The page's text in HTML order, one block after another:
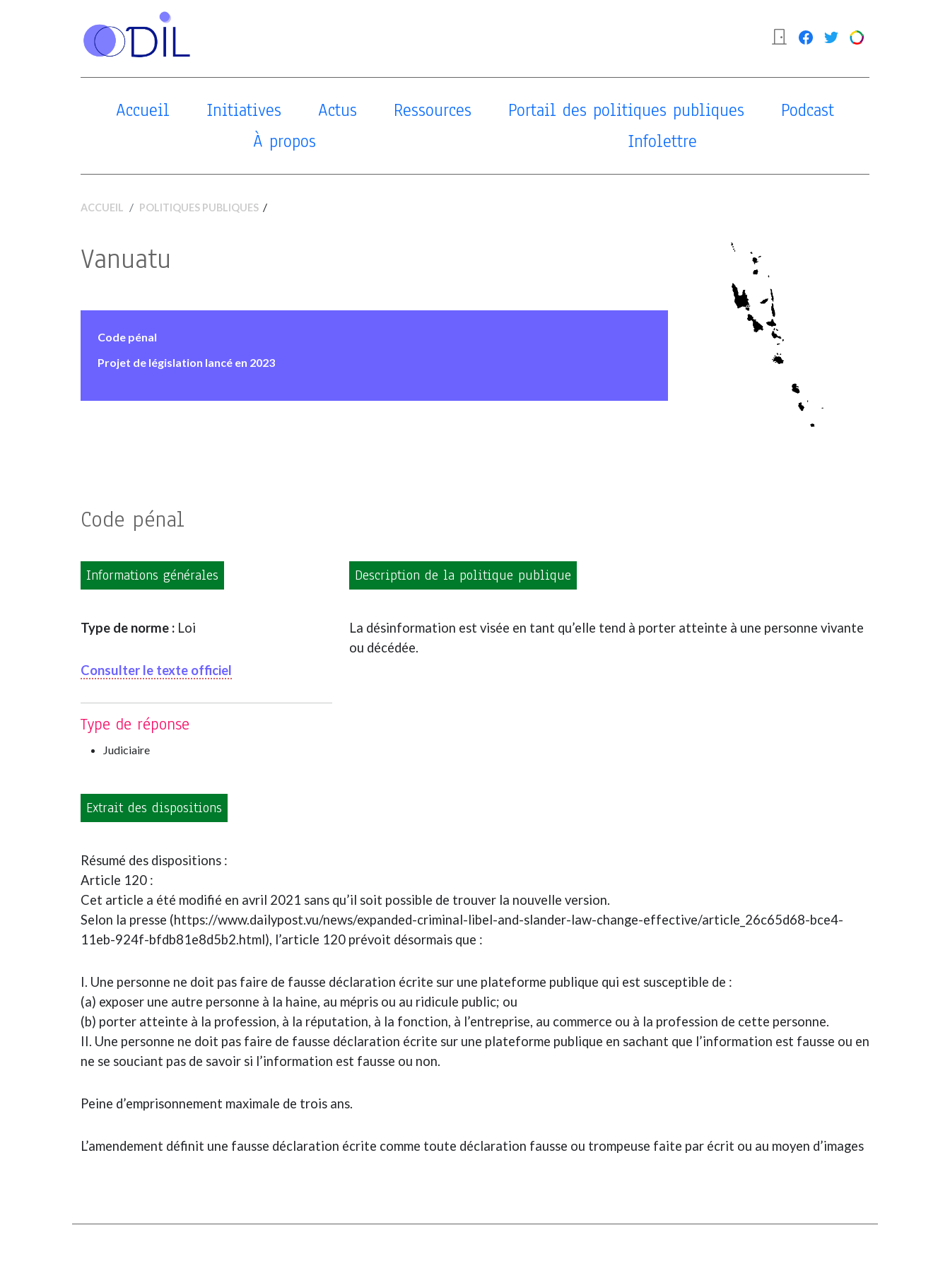
Accueil Initiatives Actus Ressources Portail des politiques publiques
Podcast
À propos
Infolettre
ACCUEIL POLITIQUES PUBLIQUES /
Vanuatu
Code pénal
Projet de législation lancé en 2023
Code pénal
Informations générales
Type de norme : Loi
Consulter le texte officiel
Type de réponse
Judiciaire
Description de la politique publique
La désinformation est visée en tant qu’elle tend à porter atteinte à une personne vivante
ou décédée.
Extrait des dispositions
Résumé des dispositions :
Article 120 :
Cet article a été modifié en avril 2021 sans qu’il soit possible de trouver la nouvelle version.
Selon la presse (https://www.dailypost.vu/news/expanded-criminal-libel-and-slander-law-change-effective/article_26c65d68-bce4-
11eb-924f-bfdb81e8d5b2.html), l’article 120 prévoit désormais que :
I. Une personne ne doit pas faire de fausse déclaration écrite sur une plateforme publique qui est susceptible de :
(a) exposer une autre personne à la haine, au mépris ou au ridicule public; ou
(b) porter atteinte à la profession, à la réputation, à la fonction, à l’entreprise, au commerce ou à la profession de cette personne.
II. Une personne ne doit pas faire de fausse déclaration écrite sur une plateforme publique en sachant que l’information est fausse ou en
ne se souciant pas de savoir si l’information est fausse ou non.
Peine d’emprisonnement maximale de trois ans.
L’amendement définit une fausse déclaration écrite comme toute déclaration fausse ou trompeuse faite par écrit ou au moyen d’images